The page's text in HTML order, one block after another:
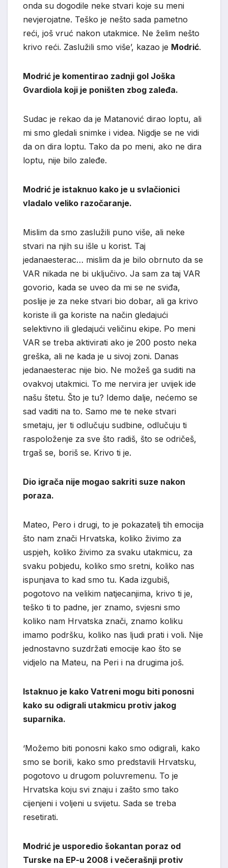
onda su dogodile neke stvari koje su meni
nevjerojatne. Teško je nešto sada pametno
reći, još vruć nakon utakmice. Ne želim nešto
krivo reći. Zaslužili smo više’, kazao je Modrić.
Modrić je komentirao zadnji gol Joška
Gvardiola koji je poništen zbog zaleđa.
Sudac je rekao da je Matanović dirao loptu, ali
mi smo gledali snimke i videa. Nigdje se ne vidi
da on dira loptu. Tako da po meni, ako ne dira
loptu, nije bilo zaleđe.
Modrić je istaknuo kako je u svlačionici
vladalo veliko razočaranje.
Mislim da smo zaslužili puno više, ali neke
stvari na njih su išle u korist. Taj
jedanaesterac… mislim da je bilo obrnuto da se
VAR nikada ne bi uključivo. Ja sam za taj VAR
govorio, kada se uveo da mi se ne sviđa,
poslije je za neke stvari bio dobar, ali ga krivo
koriste ili ga koriste na način gledajući
selektivno ili gledajući veličinu ekipe. Po meni
VAR se treba aktivirati ako je 200 posto neka
greška, ali ne kada je u sivoj zoni. Danas
jedanaesterac nije bio. Ne možeš ga suditi na
ovakvoj utakmici. To me nervira jer uvijek ide
našu štetu. Što je tu? Idemo dalje, nećemo se
sad vaditi na to. Samo me te neke stvari
smetaju, jer ti odlučuju sudbine, odlučuju ti
raspoloženje za sve što radiš, što se odričeš,
trgaš se, boriš se. Krivo ti je.
Dio igrača nije mogao sakriti suze nakon
poraza.
Mateo, Pero i drugi, to je pokazatelj tih emocija
što nam znači Hrvatska, koliko živimo za
uspjeh, koliko živimo za svaku utakmicu, za
svaku pobjedu, koliko smo sretni, koliko nas
ispunjava to kad smo tu. Kada izgubiš,
pogotovo na velikim natjecanjima, krivo ti je,
teško ti to padne, jer znamo, svjesni smo
koliko nam Hrvatska znači, znamo koliku
imamo podršku, koliko nas ljudi prati i voli. Nije
jednostavno suzdržati emocije kao što se
vidjelo na Mateu, na Peri i na drugima još.
Istaknuo je kako Vatreni mogu biti ponosni
kako su odigrali utakmicu protiv jakog
suparnika.
‘Možemo biti ponosni kako smo odigrali, kako
smo se borili, kako smo predstavili Hrvatsku,
pogotovo u drugom poluvremenu. To je
Hrvatska koju svi znaju i zašto smo tako
cijenjeni i voljeni u svijetu. Sada se treba
resetirati.
Modrić je usporedio šokantan poraz od
Turske na EP-u 2008 i večerašnji protiv